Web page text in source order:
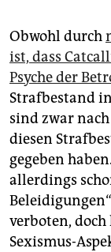
Obwohl durch
ist, dass
Psyche der
Strafbestand
sind zwar
diesen
gegeben
allerdings
verboten,
Sexismus-